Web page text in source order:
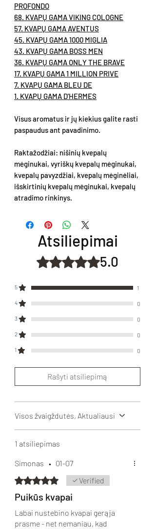
PROFONDO
68. KVAPŲ GAMA VIKING COLOGNE
57. KVAPŲ GAMA AVENTUS
45. KVAPŲ GAMA 1000 MIGLIA
43. KVAPŲ GAMA BOSS MEN
36. KVAPŲ GAMA ONLY THE BRAVE
17. KVAPŲ GAMA 1 MILLION PRIVE
7. KVAPŲ GAMA BLEU DE
1. KVAPŲ GAMA D'HERMES
Visus aromatus ir jų kiekius galite rasti
paspaudus ant pavadinimo.
Raktažodžiai: nišinių kvepalų
mėginukai, vyriškų kvepalų mėginukai,
kvepalų pavyzdžiai, kvepalų mėginėliai,
išskirtinių kvepalų mėginukai, kvepalų
atradimo rinkinys.
Atsiliepimai
Įvertinta 5 iš 5 žvaigždučių.
5.0
5 1
4 0
3 0
2 0
1 0
Rašyti atsiliepimą
Visos žvaigždutės, Aktualiausi
1 atsiliepimas
Simonas • 01-07
Įvertinta 5 iš 5 žvaigždučių.
Verified
Puikūs kvapai
Labai nustebino kvapai gerąja
prasme - net nemaniau, kad